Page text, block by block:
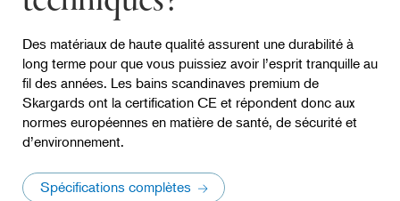
Des matériaux de haute qualité assurent une durabilité à
long terme pour que vous puissiez avoir l’esprit tranquille au
fil des années. Les bains scandinaves premium de
Skargards ont la certification CE et répondent donc aux
normes européennes en matière de santé, de sécurité et
d’environnement.
Spécifications complètes